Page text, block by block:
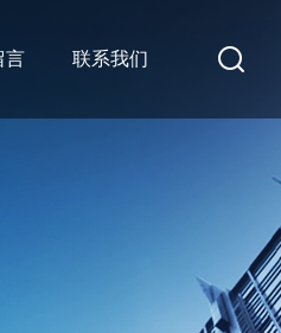
言 联系我们